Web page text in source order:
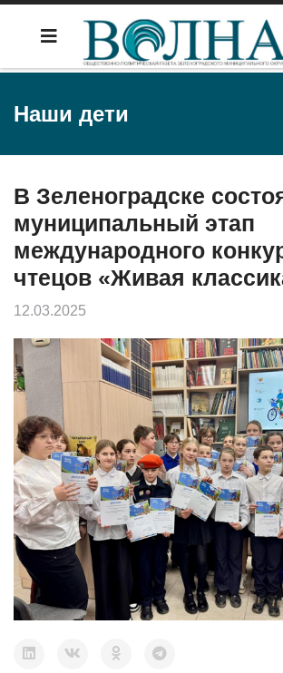
Наши дети
В Зеленоградске
муниципальный этап
международного
чтецов «Живая
12.03.2025